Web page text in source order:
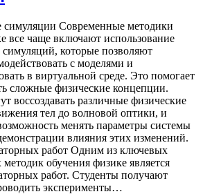
симуляции Современные методики
все чаще включают использование
которые позволяют
с моделями и
в виртуальной среде. Это помогает
сложные физические концепции.
воссоздавать различные физические
тел до волновой оптики, и
менять параметры системы
влияния этих изменений.
работ Одним из ключевых
обучения физике является
работ. Студенты получают
эксперименты…